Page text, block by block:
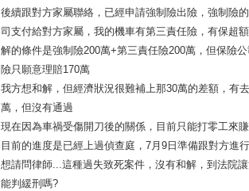
後續跟對方家屬聯絡，已經申請強制險出險，強制險
司支付給對方家屬，我的機車有第三責任險，有保超
解的條件是強制險200萬+第三責任險200萬，但保險
險只願意理賠170萬
我方想和解，但經濟狀況很難補上那30萬的差額，有
萬，但沒有通過
現在因為車禍受傷開刀後的關係，目前只能打零工來
目前的進度是已經上過偵查庭，7月9日準備跟對方進
想請問律師...這種過失致死案件，沒有和解，到法院
能判緩刑嗎?